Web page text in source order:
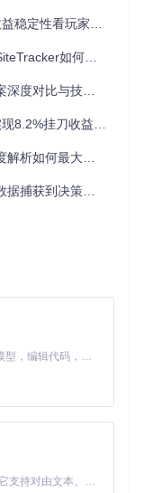
钟 >1小时
高
实现4
采集与处理架
择
玩家资金优化方案
构挂刀工具市场格局
与技术选型指南
2024最新零门槛教程
最大化交易收益
持的全链路解决方案
Claude Code 的开源替代方案。连接任意大模型，编辑代码，运行命令，自动验证 — 全自动执行。用 Rust 构建，极致性能。 ｜ An open-source alternative to Claude Code. Connect any LLM, edit code, run commands, and verify changes — autonomously. Built in Rust for speed. Get Started
MiniMax H3 是一个通用的全模态生成系统。它支持对由文本、图像、视频和音频组成的多模态上下文进行统一理解，并能生成分辨率高达 2K、时长可达 15 秒的带原生立体声音频的视频。得益于面向任务泛化的系统设计，H3 在预训练阶段就已具备广泛的多模态上下文理解与生成能力，能够出色地执行复杂的多模态指令。